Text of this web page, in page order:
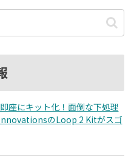
座にキット化！面倒な下処理
のLoop 2 Kitがスゴ